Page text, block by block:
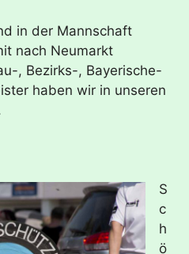
in der Mannschaft
nach Neumarkt
, Bezirks-, Bayerische-
haben wir in unseren
S
c
h
ö